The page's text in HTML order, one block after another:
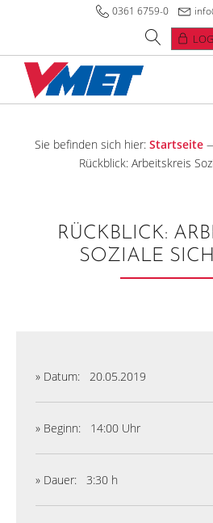
0361 6759-0
Sie befinden sich hier: Startseite
Rückblick: Arbeitskreis
RÜCKBLICK:
SOZIALE
» Datum: 20.05.2019
» Beginn: 14:00 Uhr
» Dauer: 3:30 h